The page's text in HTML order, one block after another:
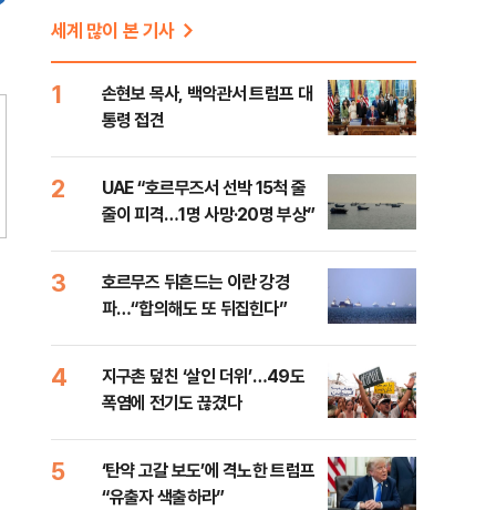
세계 많이 본 기사
1
손현보 목사, 백악관서 트럼프 대
통령 접견
2
UAE “호르무즈서 선박 15척 줄
줄이 피격…1명 사망·20명 부상”
3
호르무즈 뒤흔드는 이란 강경
파…“합의해도 또 뒤집힌다”
4
지구촌 덮친 ‘살인 더위’…49도
폭염에 전기도 끊겼다
5
‘탄약 고갈 보도’에 격노한 트럼프
“유출자 색출하라”